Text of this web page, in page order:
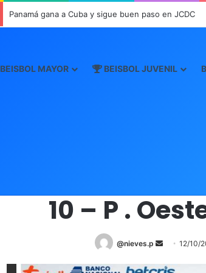
Panamá gana a Cuba y sigue buen paso en JCDC
BEISBOL MAYOR BEISBOL JUVENIL
10 – P .
@nieves.p
S
12/10/